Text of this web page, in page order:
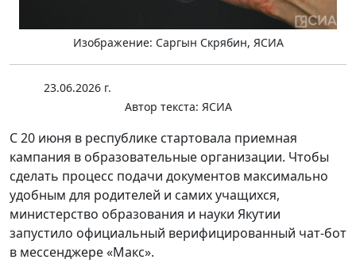
Изображение: Саргын Скрябин, ЯСИА
23.06.2026 г.
Автор текста: ЯСИА
С 20 июня в республике стартовала приемная
кампания в образовательные организации. Чтобы
сделать процесс подачи документов максимально
удобным для родителей и самих учащихся,
министерство образования и науки Якутии
запустило официальный верифицированный чат-бот
в мессенджере «Макс».